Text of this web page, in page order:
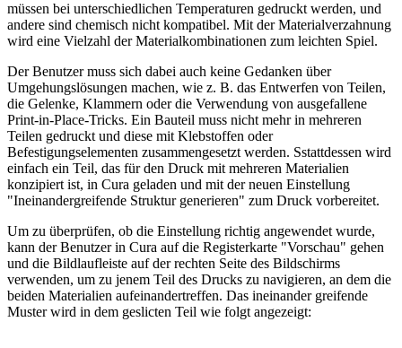
müssen bei unterschiedlichen Temperaturen gedruckt werden, und
andere sind chemisch nicht kompatibel. Mit der Materialverzahnung
wird eine Vielzahl der Materialkombinationen zum leichten Spiel.
Der Benutzer muss sich dabei auch keine Gedanken über
Umgehungslösungen machen, wie z. B. das Entwerfen von Teilen,
die Gelenke, Klammern oder die Verwendung von ausgefallene
Print-in-Place-Tricks. Ein Bauteil muss nicht mehr in mehreren
Teilen gedruckt und diese mit Klebstoffen oder
Befestigungselementen zusammengesetzt werden. Sstattdessen wird
einfach ein Teil, das für den Druck mit mehreren Materialien
konzipiert ist, in Cura geladen und mit der neuen Einstellung
"Ineinandergreifende Struktur generieren" zum Druck vorbereitet.
Um zu überprüfen, ob die Einstellung richtig angewendet wurde,
kann der Benutzer in Cura auf die Registerkarte "Vorschau" gehen
und die Bildlaufleiste auf der rechten Seite des Bildschirms
verwenden, um zu jenem Teil des Drucks zu navigieren, an dem die
beiden Materialien aufeinandertreffen. Das ineinander greifende
Muster wird in dem geslicten Teil wie folgt angezeigt: